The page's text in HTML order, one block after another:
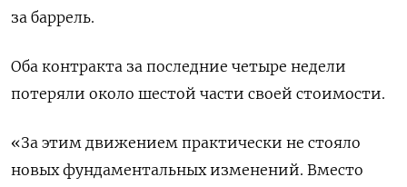
за баррель.
Оба контракта за последние четыре недели
потеряли около шестой части своей стоимости.
«За этим движением практически не стояло
новых фундаментальных изменений. Вместо